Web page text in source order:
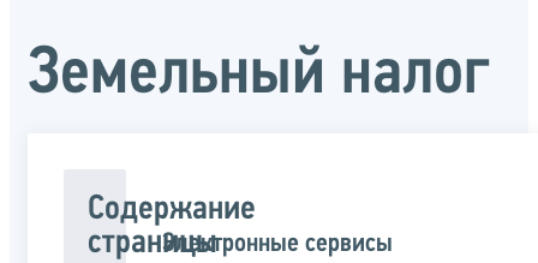
Земельный налог
Содержание
страницыЭлектронные сервисы